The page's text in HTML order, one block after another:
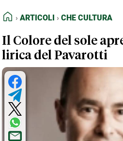
FEED RSS
NORMATIVE
TERMINI e CONDIZIONI
HOME
ARTICOLI CHE CULTURA
Il Colore del sole
lirica del Pavarotti